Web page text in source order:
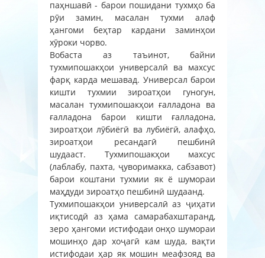
паҳншавӣ - барои пошидани тухмҳо ба
рӯи замин, масалан тухми алаф
ҳангоми беҳтар кардани заминҳои
хӯроки чорво.
Вобаста аз таъинот, байни
тухмипошакҳои универсалӣ ва махсус
фарқ карда мешавад. Универсал барои
кишти тухмии зироатҳои гуногун,
масалан тухмипошакҳои ғалладона ва
ғалладона барои кишти ғалладона,
зироатҳои лӯбиёгӣ ва лубиёгӣ, алафҳо,
зироатҳои ресандагӣ пешбинӣ
шудааст. Тухмипошакҳои махсус
(лаблабу, пахта, ҷуворимакка, сабзавот)
барои коштани тухмии як ё шумораи
маҳдуди зироатҳо пешбинӣ шудаанд.
Тухмипошакҳои универсалӣ аз ҷиҳати
иқтисодӣ аз ҳама самарабахштаранд,
зеро ҳангоми истифодаи онҳо шумораи
мошинҳо дар хоҷагӣ кам шуда, вақти
истифодаи ҳар як мошин меафзояд ва